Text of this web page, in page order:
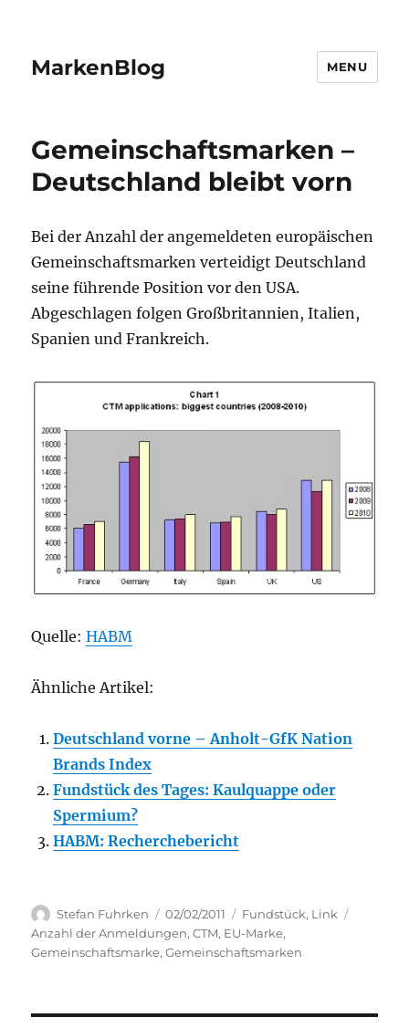
MarkenBlog MENU
Gemeinschaftsmarken –
Deutschland bleibt vorn
Bei der Anzahl der angemeldeten europäischen
Gemeinschaftsmarken verteidigt Deutschland
seine führende Position vor den USA.
Abgeschlagen folgen Großbritannien, Italien,
Spanien und Frankreich.
Quelle:HABM
Ähnliche Artikel:
Deutschland vorne – Anholt-GfK Nation
Brands Index
Fundstück des Tages: Kaulquappe oder
Spermium?
HABM: Recherchebericht
Author
Stefan Fuhrken
Posted
on
02/02/2011 Categories
Fundstück, Link
Anzahl der Anmeldungen,CTM, EU-Marke,
Gemeinschaftsmarke,Gemeinschaftsmarken